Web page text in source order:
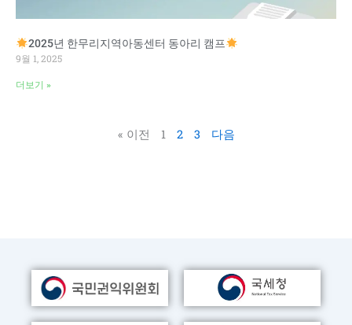
2025년 한무리지역아동센터 동아리 캠프
9월 1, 2025
더보기 »
« 이전 1 2 3 다음